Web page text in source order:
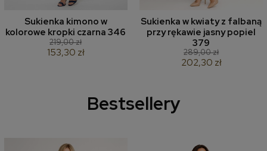
Sukienka kimono w
kolorowe kropki czarna 346
219,00 zł
153,30 zł
Sukienka w kwiaty z falbaną
przy rękawie jasny popiel
379
289,00 zł
202,30 zł
Bestsellery